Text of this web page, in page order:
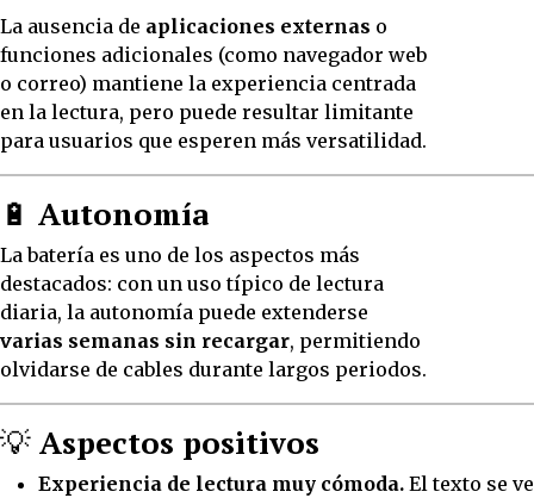
La ausencia de aplicaciones externas o
funciones adicionales (como navegador web
o correo) mantiene la experiencia centrada
en la lectura, pero puede resultar limitante
para usuarios que esperen más versatilidad.
🔋 Autonomía
La batería es uno de los aspectos más
destacados: con un uso típico de lectura
diaria, la autonomía puede extenderse
varias semanas sin recargar, permitiendo
olvidarse de cables durante largos periodos.
💡 Aspectos positivos
Experiencia de lectura muy cómoda. El texto se ve